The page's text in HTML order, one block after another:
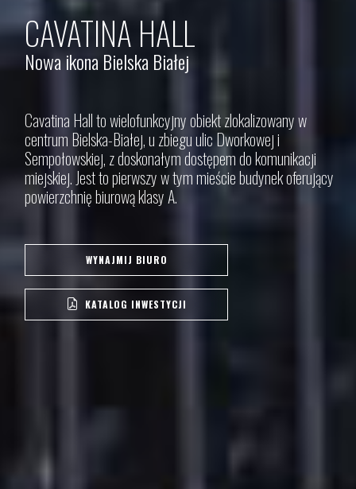
CAVATINA HALL
Nowa ikona Bielska Białej
Cavatina Hall to wielofunkcyjny obiekt zlokalizowany w
centrum Bielska-Białej, u zbiegu ulic Dworkowej i
Sempołowskiej, z doskonałym dostępem do komunikacji
miejskiej. Jest to pierwszy w tym mieście budynek oferujący
powierzchnię biurową klasy A.
WYNAJMIJ BIURO
KATALOG INWESTYCJI